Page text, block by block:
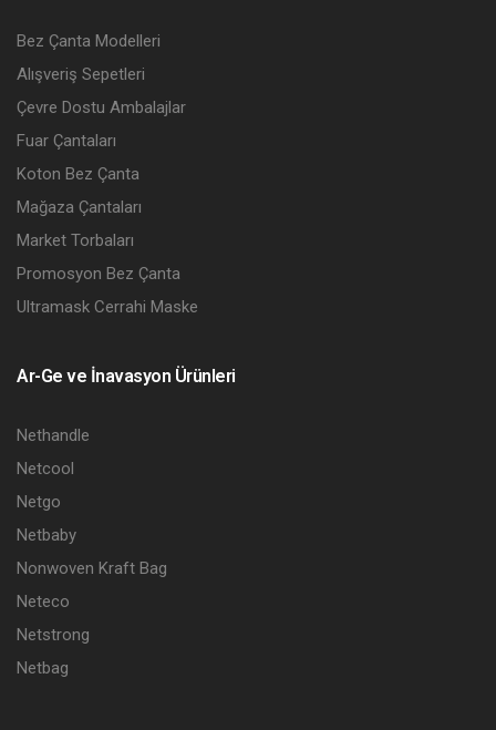
Ar-Ge ve İnavasyon Ürünleri
Nethandle
Netcool
Netgo
Netbaby
Nonwoven Kraft Bag
Neteco
Netstrong
Netbag
Bez Çanta Modelleri
Alışveriş Sepetleri
Çevre Dostu Ambalajlar
Fuar Çantaları
Koton Bez Çanta
Mağaza Çantaları
Market Torbaları
Promosyon Bez Çanta
Ultramask Cerrahi Maske